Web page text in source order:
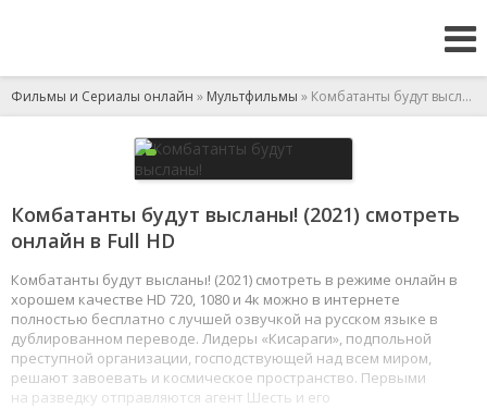
Фильмы и Сериалы онлайн » Мультфильмы » Комбатанты будут высланы!
Комбатанты будут высланы! (2021) смотреть
онлайн в Full HD
Комбатанты будут высланы! (2021) смотреть в режиме онлайн в
хорошем качестве HD 720, 1080 и 4к можно в интернете
полностью бесплатно с лучшей озвучкой на русском языке в
дублированном переводе. Лидеры «Кисараги», подпольной
преступной организации, господствующей над всем миром,
решают завоевать и космическое пространство. Первыми
на разведку отправляются агент Шесть и его